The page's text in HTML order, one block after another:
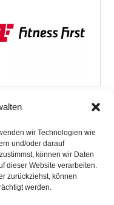
wir Technologien wie
und/oder darauf
können wir Daten
dieser Website verarbeiten.
zurückziehst, können
werden.